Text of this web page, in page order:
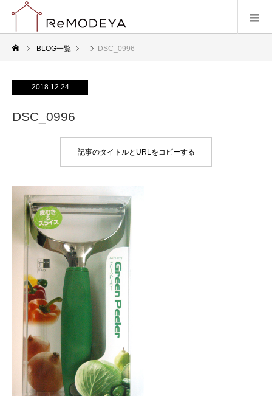
BLOG一覧 DSC_0996
2018.12.24
DSC_0996
記事のタイトルとURLをコピーする